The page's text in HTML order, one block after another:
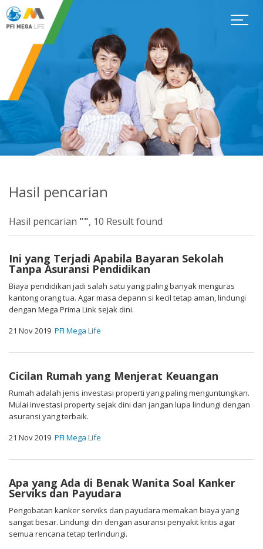
Hasil pencarian
Hasil pencarian "", 10 Result found
Ini yang Terjadi Apabila Bayaran Sekolah
Tanpa Asuransi Pendidikan
Biaya pendidikan jadi salah satu yang paling banyak menguras
kantong orang tua. Agar masa depann si kecil tetap aman, lindungi
dengan Mega Prima Link sejak dini.
21 Nov 2019 PFI Mega Life
Cicilan Rumah yang Menjerat Keuangan
Rumah adalah jenis investasi properti yang paling menguntungkan.
Mulai investasi property sejak dini dan jangan lupa lindungi dengan
asuransi yang terbaik.
21 Nov 2019 PFI Mega Life
Apa yang Ada di Benak Wanita Soal Kanker
Serviks dan Payudara
Pengobatan kanker serviks dan payudara memakan biaya yang
sangat besar. Lindungi diri dengan asuransi penyakit kritis agar
semua rencana tetap terlindungi.